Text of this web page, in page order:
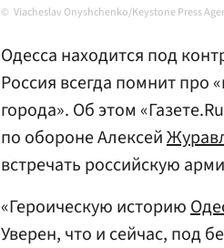
Viacheslav Onyshchenko/Keystone Press
Одесса находится под
Россия всегда помнит про
города». Об этом
по обороне Алексей
встречать российскую
«Героическую историю
Уверен, что и сейчас, под